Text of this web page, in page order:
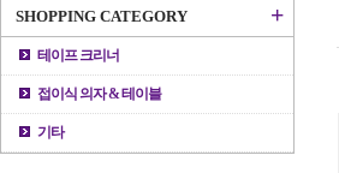
SHOPPING CATEGORY +
테이프 크리너
접이식 의자 & 테이블
기타